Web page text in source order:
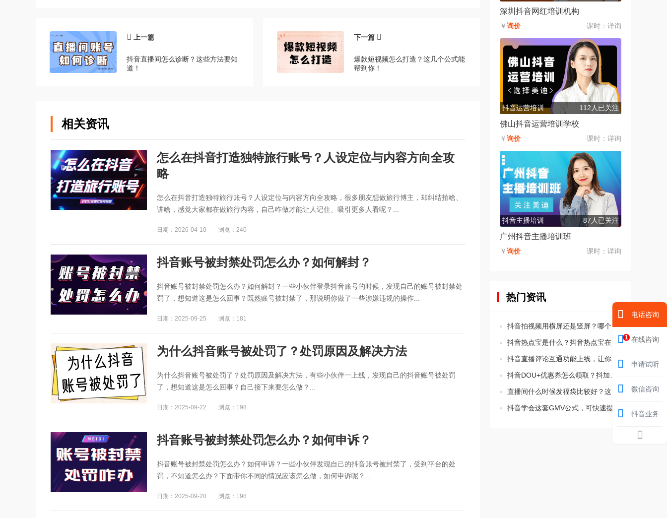
上一篇
抖音直播间怎么诊断？这些方法要知
道！
下一篇
爆款短视频怎么打造？这几个公式能
帮到你！
相关资讯
怎么在抖音打造独特旅行账号？人设定位与内容方向全攻
略
怎么在抖音打造独特旅行账号？人设定位与内容方向全攻略，很多朋友想做旅行博主，却纠结拍啥、
讲啥，感觉大家都在做旅行内容，自己咋做才能让人记住、吸引更多人看呢？...
日期：2026-04-10 浏览：240
抖音账号被封禁处罚怎么办？如何解封？
抖音账号被封禁处罚怎么办？如何解封？一些小伙伴登录抖音账号的时候，发现自己的账号被封禁处
罚了，想知道这是怎么回事？既然账号被封禁了，那说明你做了一些涉嫌违规的操作...
日期：2025-09-25 浏览：181
为什么抖音账号被处罚了？处罚原因及解决方法
为什么抖音账号被处罚了？处罚原因及解决方法，有些小伙伴一上线，发现自己的抖音账号被处罚
了，想知道这是怎么回事？自己接下来要怎么做？...
日期：2025-09-22 浏览：198
抖音账号被封禁处罚怎么办？如何申诉？
抖音账号被封禁处罚怎么办？如何申诉？一些小伙伴发现自己的抖音账号被封禁了，受到平台的处
罚，不知道怎么办？下面带你不同的情况应该怎么做，如何申诉呢？...
日期：2025-09-20 浏览：198
深圳抖音网红培训机构
￥询价 课时： 详询
抖音运营培训 112人已关注
佛山抖音运营培训学校
￥询价 课时： 详询
抖音主播培训 87人已关注
广州抖音主播培训班
￥询价 课时： 详询
热门资讯
抖音拍视频用横屏还是竖屏？哪个比较好？
抖音热点宝是什么？抖音热点宝在哪里？
抖音直播评论互通功能上线，让你的直播间更活跃！
抖音DOU+优惠券怎么领取？抖加优惠券在哪里领取的方法
直播间什么时候发福袋比较好？这三个时间要知道！
抖音学会这套GMV公式，可快速提升直播间转化率
电话咨询
1 在线咨询
申请试听
微信咨询
抖音业务